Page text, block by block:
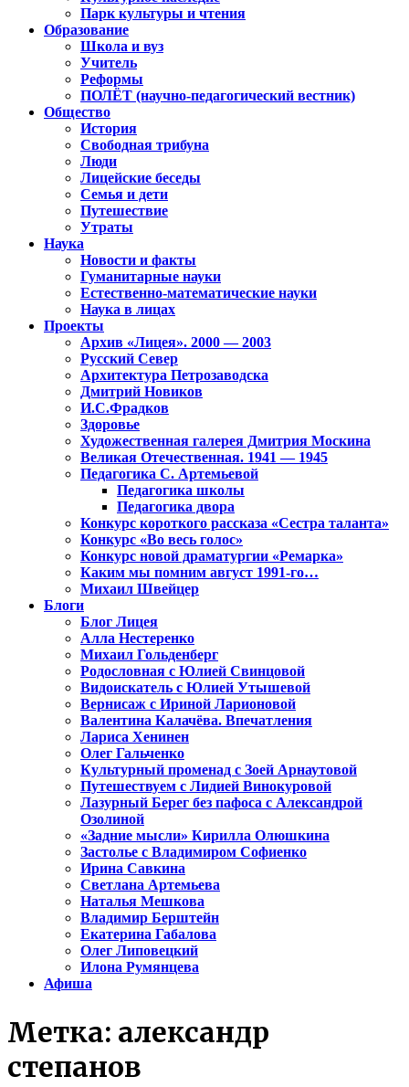
Парк культуры и чтения
Образование
Школа и вуз
Учитель
Реформы
ПОЛЁТ (научно-педагогический вестник)
Общество
История
Свободная трибуна
Люди
Лицейские беседы
Семья и дети
Путешествие
Утраты
Наука
Новости и факты
Гуманитарные науки
Естественно-математические науки
Наука в лицах
Проекты
Архив «Лицея». 2000 — 2003
Русский Север
Архитектура Петрозаводска
Дмитрий Новиков
И.С.Фрадков
Здоровье
Художественная галерея Дмитрия Москина
Великая Отечественная. 1941 — 1945
Педагогика С. Артемьевой
Педагогика школы
Педагогика двора
Конкурс короткого рассказа «Сестра таланта»
Конкурс «Во весь голос»
Конкурс новой драматургии «Ремарка»
Каким мы помним август 1991-го…
Михаил Швейцер
Блоги
Блог Лицея
Алла Нестеренко
Михаил Гольденберг
Родословная с Юлией Свинцовой
Видоискатель с Юлией Утышевой
Вернисаж с Ириной Ларионовой
Валентина Калачёва. Впечатления
Лариса Хенинен
Олег Гальченко
Культурный променад с Зоей Арнаутовой
Путешествуем с Лидией Винокуровой
Лазурный Берег без пафоса с Александрой
Озолиной
«Задние мысли» Кирилла Олюшкина
Застолье с Владимиром Софиенко
Ирина Савкина
Светлана Артемьева
Наталья Мешкова
Владимир Берштейн
Екатерина Габалова
Олег Липовецкий
Илона Румянцева
Афиша
Метка: александр
степанов